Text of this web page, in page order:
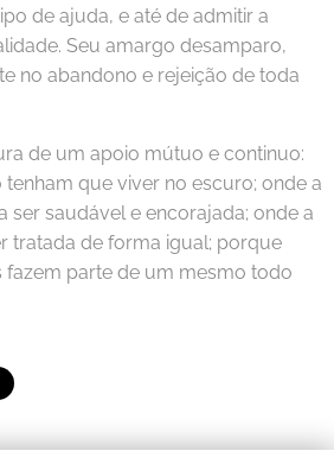
de ajuda, e até de admitir a
Seu amargo desamparo,
no abandono e rejeição de toda
de um apoio mútuo e continuo:
que viver no escuro; onde a
ser saudável e encorajada; onde a
tratada de forma igual; porque
fazem parte de um mesmo todo